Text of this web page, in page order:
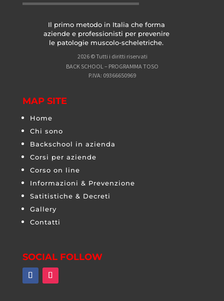
Il primo metodo in Italia che forma
aziende e professionisti per prevenire
le patologie muscolo-scheletriche.
2026 © Tutti i diritti riservati
BACK SCHOOL – PROGRAMMA TOSO
P.IVA: 09366650969
MAP SITE
Home
Chi sono
Backschool in azienda
Corsi per aziende
Corso on line
Informazioni & Prevenzione
Satitistiche & Decreti
Gallery
Contatti
SOCIAL FOLLOW